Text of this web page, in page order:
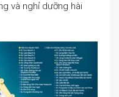
và nghỉ dưỡng hài